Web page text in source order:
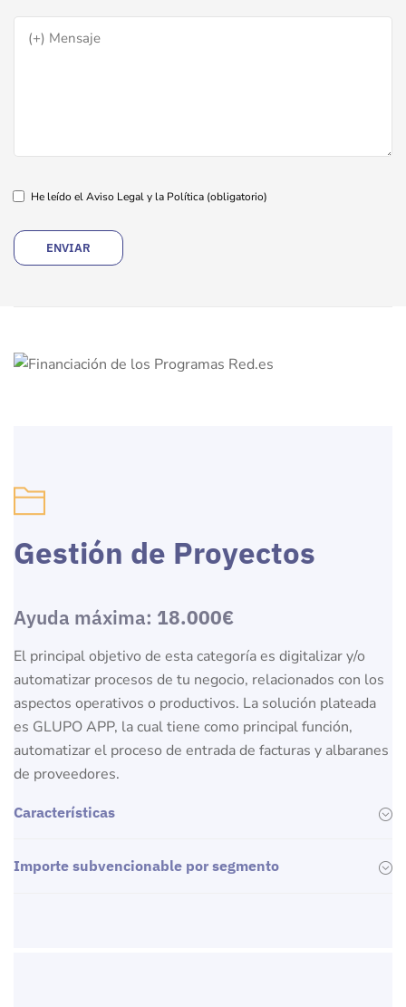
He leído el Aviso Legal y la Política (obligatorio)
Gestión de Proyectos
Ayuda máxima: 18.000€
El principal objetivo de esta categoría es digitalizar y/o
automatizar procesos de tu negocio, relacionados con los
aspectos operativos o productivos. La solución plateada
es GLUPO APP, la cual tiene como principal función,
automatizar el proceso de entrada de facturas y albaranes
de proveedores.
Características
Importe subvencionable por segmento